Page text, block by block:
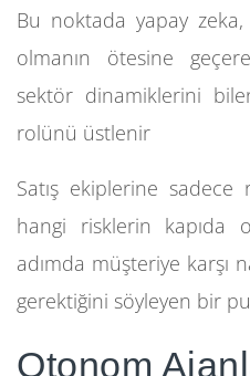
Bu noktada yapay
olmanın ötesine
sektör dinamiklerini
rolünü üstlenir
Satış ekiplerine
hangi risklerin kapıda
adımda müşteriye karşı
gerektiğini söyleyen bir
Otonom